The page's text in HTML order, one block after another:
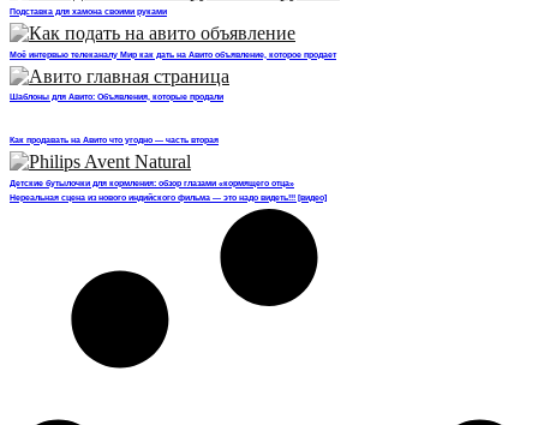
Подставка для хамона своими руками
Моё интервью телеканалу Мир как дать на Авито объявление, которое продает
Шаблоны для Авито: Объявления, которые продали
Как продавать на Авито что угодно — часть вторая
Детские бутылочки для кормления: обзор глазами «кормящего отца»
Нереальная сцена из нового индийского фильма — это надо видеть!!! [видео]